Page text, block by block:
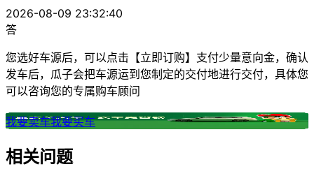
2026-08-09 23:32:40
答
您选好车源后，可以点击【立即订购】支付少量意向金，确认
发车后，瓜子会把车源运到您制定的交付地进行交付，具体您
可以咨询您的专属购车顾问
我要卖车我要买车
相关问题